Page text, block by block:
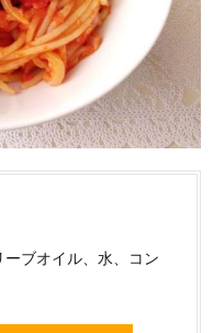
ブオイル、水、コン